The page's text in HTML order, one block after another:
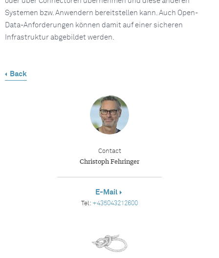
Systemen bzw. Anwendern bereitstellen kann. Auch Open-
Data-Anforderungen können damit auf einer sicheren
Infrastruktur abgebildet werden.
Back
Contact
Christoph Fehringer
E-Mail
Tel: +435043212600